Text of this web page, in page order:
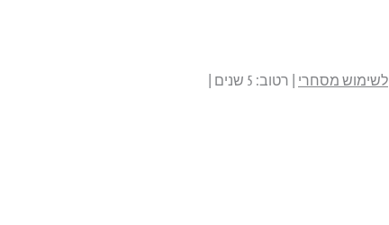
לשימוש מסחרי | רטוב: 5 שנים |